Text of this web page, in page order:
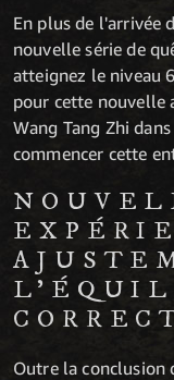
En plus de l'arrivée
nouvelle série de
atteignez le niveau
pour cette nouvelle
Wang Tang Zhi
commencer cette
Outre la conclusion